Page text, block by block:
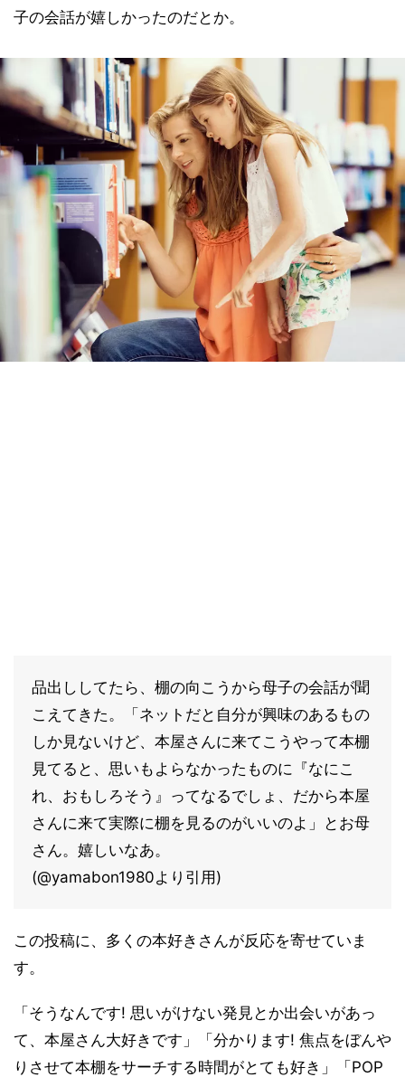
子の会話が嬉しかったのだとか。
品出ししてたら、棚の向こうから母子の会話が聞
こえてきた。「ネットだと自分が興味のあるもの
しか見ないけど、本屋さんに来てこうやって本棚
見てると、思いもよらなかったものに『なにこ
れ、おもしろそう』ってなるでしょ、だから本屋
さんに来て実際に棚を見るのがいいのよ」とお母
さん。嬉しいなあ。
(@yamabon1980より引用)
この投稿に、多くの本好きさんが反応を寄せていま
す。
「そうなんです! 思いがけない発見とか出会いがあっ
て、本屋さん大好きです」「分かります! 焦点をぼんや
りさせて本棚をサーチする時間がとても好き」「POP